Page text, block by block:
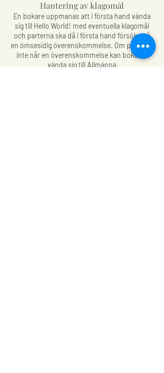
Hantering av klagomål
En bokare uppmanas att i första hand vända
sig till Hello World! med eventuella klagomål
och parterna ska då i första hand försöka nå
en ömsesidig överenskommelse. Om parterna
inte når en överenskommelse kan bokaren
vända sig till Allmänna